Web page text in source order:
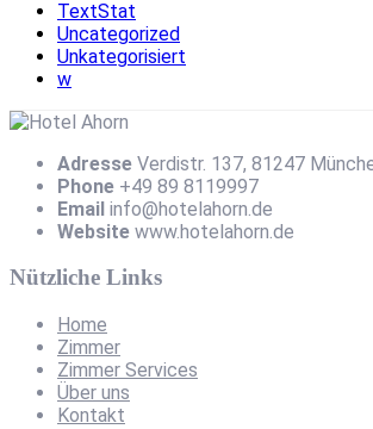
TextStat
Uncategorized
Unkategorisiert
w
Adresse Verdistr. 137, 81247
Phone +49 89 8119997
Email info@hotelahorn.de
Website www.hotelahorn.de
Nützliche Links
Home
Zimmer
Zimmer Services
Über uns
Kontakt